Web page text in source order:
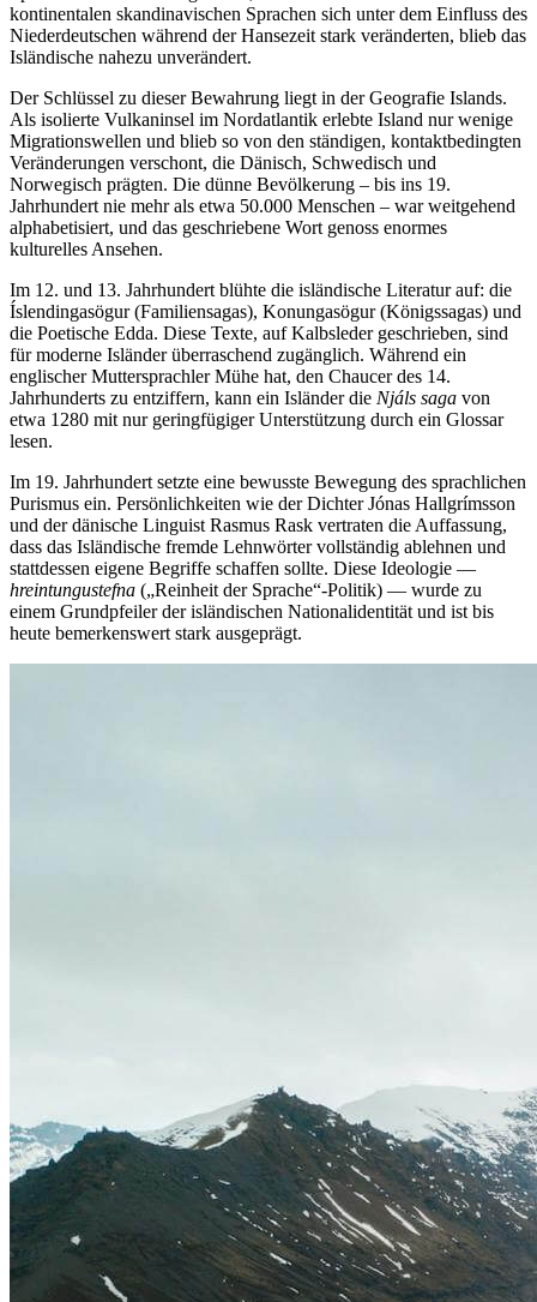
kontinentalen skandinavischen Sprachen sich unter dem Einfluss des
Niederdeutschen während der Hansezeit stark veränderten, blieb das
Isländische nahezu unverändert.
Der Schlüssel zu dieser Bewahrung liegt in der Geografie Islands.
Als isolierte Vulkaninsel im Nordatlantik erlebte Island nur wenige
Migrationswellen und blieb so von den ständigen, kontaktbedingten
Veränderungen verschont, die Dänisch, Schwedisch und
Norwegisch prägten. Die dünne Bevölkerung – bis ins 19.
Jahrhundert nie mehr als etwa 50.000 Menschen – war weitgehend
alphabetisiert, und das geschriebene Wort genoss enormes
kulturelles Ansehen.
Im 12. und 13. Jahrhundert blühte die isländische Literatur auf: die
Íslendingasögur (Familiensagas), Konungasögur (Königssagas) und
die Poetische Edda. Diese Texte, auf Kalbsleder geschrieben, sind
für moderne Isländer überraschend zugänglich. Während ein
englischer Muttersprachler Mühe hat, den Chaucer des 14.
Jahrhunderts zu entziffern, kann ein Isländer die Njáls saga von
etwa 1280 mit nur geringfügiger Unterstützung durch ein Glossar
lesen.
Im 19. Jahrhundert setzte eine bewusste Bewegung des sprachlichen
Purismus ein. Persönlichkeiten wie der Dichter Jónas Hallgrímsson
und der dänische Linguist Rasmus Rask vertraten die Auffassung,
dass das Isländische fremde Lehnwörter vollständig ablehnen und
stattdessen eigene Begriffe schaffen sollte. Diese Ideologie —
hreintungustefna („Reinheit der Sprache“-Politik) — wurde zu
einem Grundpfeiler der isländischen Nationalidentität und ist bis
heute bemerkenswert stark ausgeprägt.